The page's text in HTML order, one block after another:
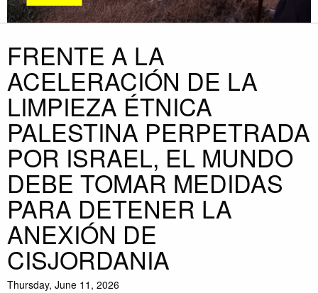
FRENTE A LA
ACELERACIÓN DE LA
LIMPIEZA ÉTNICA
PALESTINA PERPETRADA
POR ISRAEL, EL MUNDO
DEBE TOMAR MEDIDAS
PARA DETENER LA
ANEXIÓN DE
CISJORDANIA
Thursday, June 11, 2026